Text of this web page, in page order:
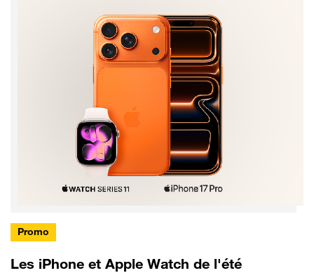
Promo
Les iPhone et Apple Watch de l'été